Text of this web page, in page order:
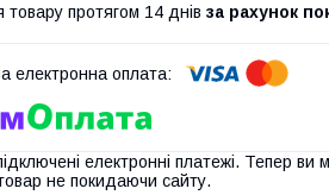
товару протягом 14 днів за рахунок
електронні платежі. Тепер ви
не покидаючи сайту.